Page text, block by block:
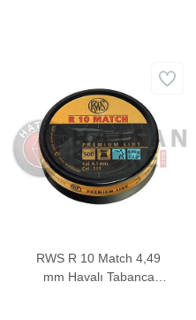
RWS R 10 Match 4,49
mm Havalı Tabanca